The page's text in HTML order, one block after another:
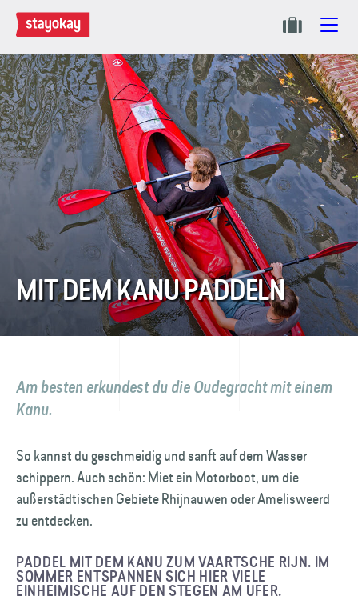
MIT DEM KANU PADDELN
Am besten erkundest du die Oudegracht mit einem
Kanu.
So kannst du geschmeidig und sanft auf dem Wasser
schippern. Auch schön: Miet ein Motorboot, um die
außerstädtischen Gebiete Rhijnauwen oder Amelisweerd
zu entdecken.
PADDEL MIT DEM KANU ZUM VAARTSCHE RIJN. IM
SOMMER ENTSPANNEN SICH HIER VIELE
EINHEIMISCHE AUF DEN STEGEN AM UFER.